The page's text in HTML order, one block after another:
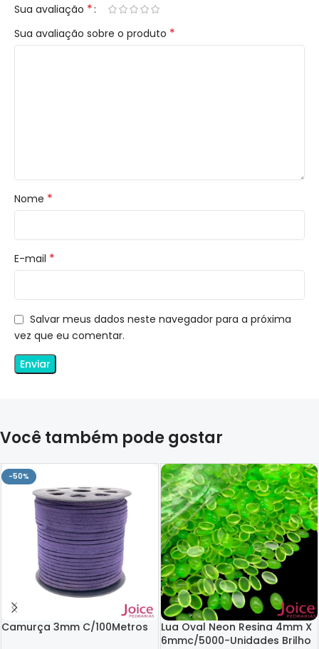
Sua avaliação *
Sua avaliação sobre o produto *
Nome *
E-mail *
Salvar meus dados neste navegador para a próxima
vez que eu comentar.
Você também pode gostar
-50%
Camurça 3mm C/100Metros
Lua Oval Neon Resina 4mm X
6mmc/5000-Unidades Brilho